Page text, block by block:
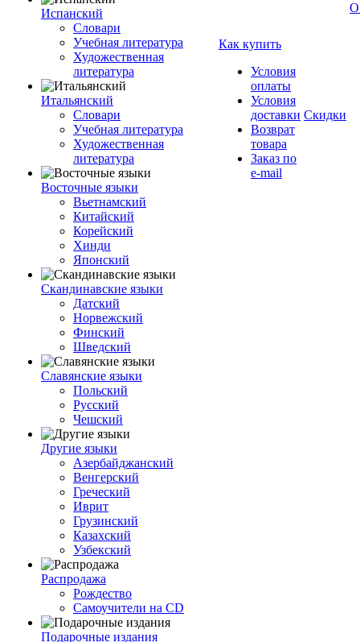
Испанский
Словари
Учебная литература
Художественная
литература
Итальянский
Словари
Учебная литература
Художественная
литература
Восточные языки
Вьетнамский
Китайский
Корейский
Хинди
Японский
Скандинавские языки
Датский
Норвежский
Финский
Шведский
Славянские языки
Польский
Русский
Чешский
Другие языки
Азербайджанский
Венгерский
Греческий
Иврит
Грузинский
Казахский
Узбекский
Распродажа
Рождество
Самоучители на CD
Подарочные издания
Как купить
Условия
оплаты
Условия
доставки
Возврат
товара
Заказ по
e-mail
Скидки
О